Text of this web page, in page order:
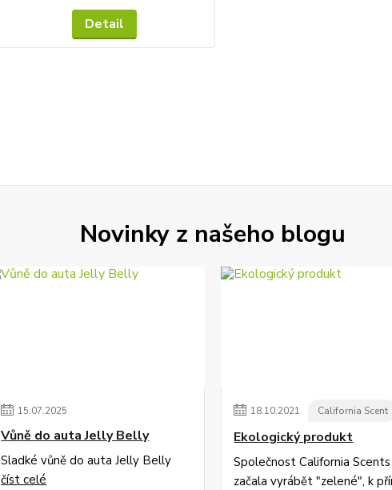
Detail
Novinky z našeho blogu
15.07.2025
Vůně do auta Jelly Belly
Sladké vůně do auta Jelly Belly
číst celé
18.10.2021 California Scent
Ekologický produkt
Společnost California Scents
začala vyrábět "zelené", k